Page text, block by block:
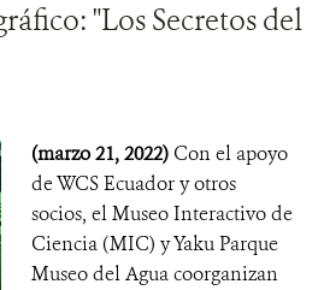
"Los Secretos del
(marzo 21, 2022) Con el apoyo
de WCS Ecuador y otros
socios, el Museo Interactivo de
Ciencia (MIC) y Yaku Parque
Museo del Agua coorganizan